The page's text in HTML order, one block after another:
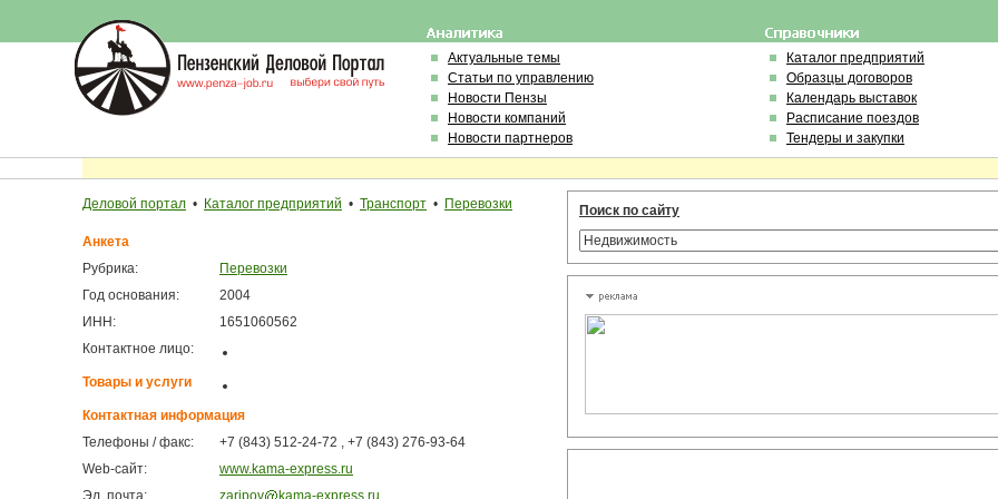
Актуальные темы
Статьи по управлению
Новости Пензы
Новости компаний
Новости партнеров
Каталог предприятий
Образцы договоров
Календарь выставок
Расписание поездов
Тендеры и закупки
Деловой портал • Каталог предприятий • Транспорт • Перевозки
Анкета
Рубрика:
Перевозки
Год основания:
2004
ИНН:
1651060562
Контактное лицо:
Товары и услуги
Контактная информация
Телефоны / факс:
+7 (843) 512-24-72 , +7 (843) 276-93-64
Web-сайт:
www.kama-express.ru
Эл. почта:
zaripov kama-express.ru
Поиск по сайту